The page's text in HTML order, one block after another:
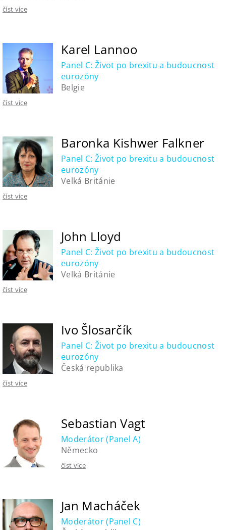
číst více
Karel Lannoo
Panel C: Život po brexitu a budoucnost
eurozóny
Belgie
číst více
Baronka Kishwer Falkner
Panel C: Život po brexitu a budoucnost
eurozóny
Velká Británie
číst více
John Lloyd
Panel C: Život po brexitu a budoucnost
eurozóny
Velká Británie
číst více
Ivo Šlosarčík
Panel C: Život po brexitu a budoucnost
eurozóny
Česká republika
číst více
Sebastian Vagt
Moderátor (Panel A)
Německo
číst více
Jan Macháček
Moderátor (Panel C)